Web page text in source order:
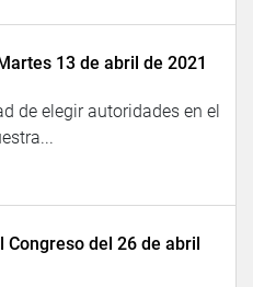
13 de abril de 2021
de elegir autoridades en el
del 26 de abril